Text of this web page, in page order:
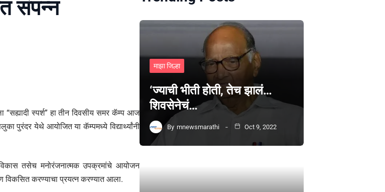
संपन्न
“सह्यादी स्पर्श” हा तीन दिवसीय समर कॅम्प आज
पुरंदर येथे आयोजित या कॅम्पमध्ये विद्यार्थ्यांनी
विकास तसेच मनोरंजनात्मक उपक्रमांचे आयोजन
विकसित करण्याचा प्रयत्न करण्यात आला.
माझा जिल्हा
‘ज्याची भीती होती, तेच झालं…
शिवसेनेचं…
By mnewsmarathi Oct 9, 2022